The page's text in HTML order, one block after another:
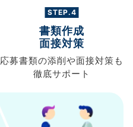
STEP.4
書類作成
面接対策
応募書類の添削や面接対策も
徹底サポート